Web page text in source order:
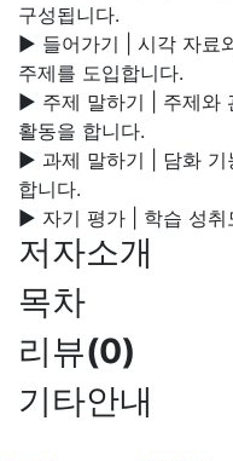
구성됩니다.
▶ 들어가기 | 시각 자료
주제를 도입합니다.
▶ 주제 말하기 | 주제와
활동을 합니다.
▶ 과제 말하기 | 담화 기
합니다.
▶ 자기 평가 | 학습 성취
저자소개
목차
리뷰(0)
기타안내